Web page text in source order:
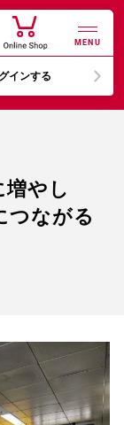
MENU
インする
増やし
つながる